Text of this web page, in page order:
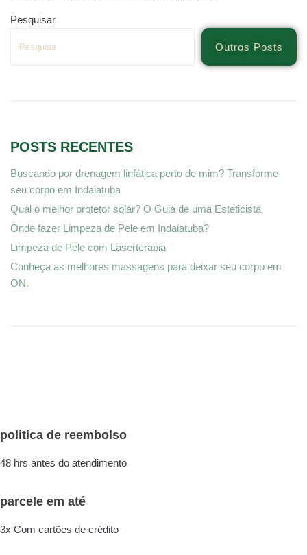
Pesquisar
Outros Posts
POSTS RECENTES
Buscando por drenagem linfática perto de mim? Transforme
seu corpo em Indaiatuba
Qual o melhor protetor solar? O Guia de uma Esteticista
Onde fazer Limpeza de Pele em Indaiatuba?
Limpeza de Pele com Laserterapia
Conheça as melhores massagens para deixar seu corpo em
ON.
politica de reembolso
48 hrs antes do atendimento
parcele em até
3x Com cartões de crédito